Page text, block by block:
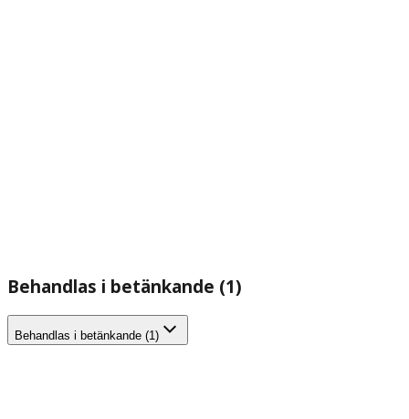
Behandlas i betänkande (1)
Behandlas i betänkande (1)